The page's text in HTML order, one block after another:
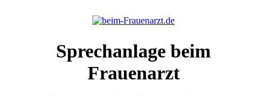
Sprechanlage beim
Frauenarzt